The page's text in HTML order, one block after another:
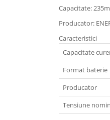
Capacitate:
Producator:
Caracteristici
Capacitate
Format baterie
Producator
Tensiune